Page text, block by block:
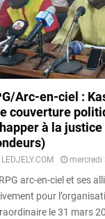
Arc-en-ciel :
couverture
à la
LEDJELY.COM
arc-en-ciel et ses
pour
le 31 mars